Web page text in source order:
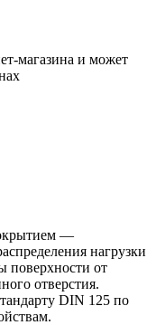
магазина и может
—
нагрузки
поверхности от
отверстия.
DIN 125 по